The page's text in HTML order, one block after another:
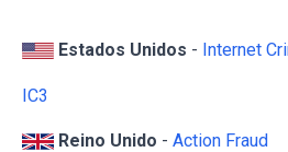
Estados Unidos - Internet
IC3
Reino Unido - Action Fraud